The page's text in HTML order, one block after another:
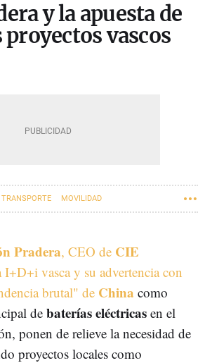
y la apuesta de
proyectos vascos
TRANSPORTE MOVILIDAD
Pradera, CEO de CIE
I+D+i vasca y su advertencia con
brutal" de China como
de baterías eléctricas en el
ponen de relieve la necesidad de
proyectos locales como